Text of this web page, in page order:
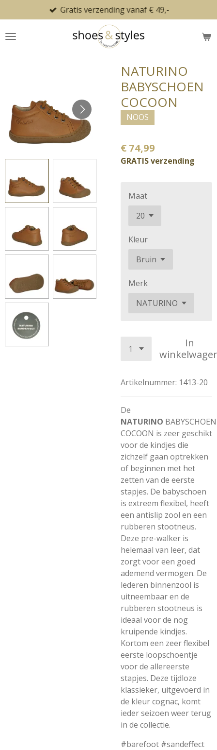
direct
naar
Gratis verzending vanaf € 49,-
NATURINO
BABYSCHOEN
COCOON
NOOS
€ 74,99
GRATIS verzending
Maat
Kleur
Merk
In
Artikelnummer: 1413-20
De
NATURINO BABYSCHOEN
COCOON is zeer geschikt
voor de kindjes die
zichzelf gaan optrekken
of beginnen met het
zetten van de eerste
stapjes. De babyschoen
is extreem flexibel, heeft
een antislip zool en een
rubberen stootneus.
Deze pre-walker is
helemaal van leer, dat
zorgt voor een goed
ademend vermogen. De
lederen binnenzool is
uitneembaar en de
rubberen stootneus is
ideaal voor de nog
kruipende kindjes.
Kortom een zeer flexibel
eerste loopschoentje
voor de allereerste
stapjes. Deze tijdloze
klassieker, uitgevoerd in
de kleur cognac, komt
ieder seizoen weer terug
in de collectie.
#barefoot #sandeffect